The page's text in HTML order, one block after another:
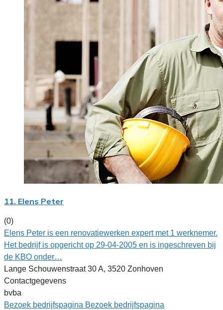
11. Elens Peter
(0)
Elens Peter is een renovatiewerken expert met 1 werknemer.
Het bedrijf is opgericht op 29-04-2005 en is ingeschreven bij
de KBO onder…
Lange Schouwenstraat 30 A, 3520 Zonhoven
Contactgegevens
bvba
Bezoek bedrijfspagina Bezoek bedrijfspagina